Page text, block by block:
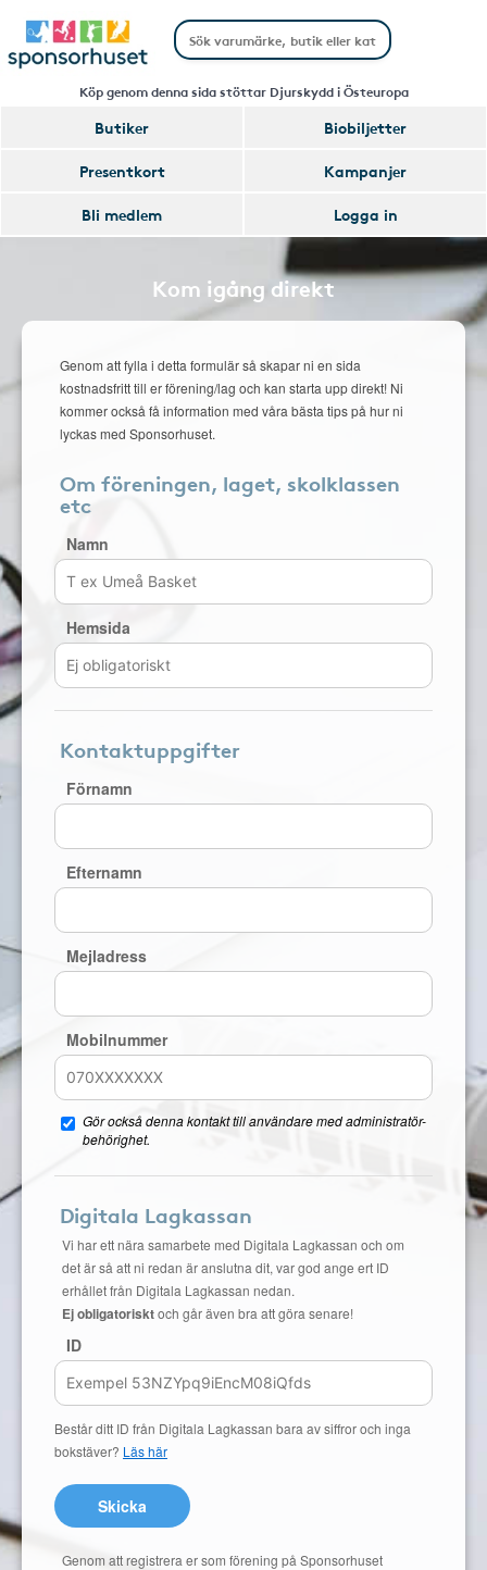
Köp genom denna sida stöttar Djurskydd i Östeuropa
Butiker
Biobiljetter
Presentkort
Kampanjer
Bli medlem
Logga in
Kom igång direkt
Genom att fylla i detta formulär så skapar ni en sida
kostnadsfritt till er förening/lag och kan starta upp direkt! Ni
kommer också få information med våra bästa tips på hur ni
lyckas med Sponsorhuset.
Om föreningen, laget, skolklassen
etc
Namn
Hemsida
Kontaktuppgifter
Förnamn
Efternamn
Mejladress
Mobilnummer
Gör också denna kontakt till användare med administratör-
behörighet.
Digitala Lagkassan
Vi har ett nära samarbete med Digitala Lagkassan och om
det är så att ni redan är anslutna dit, var god ange ert ID
erhållet från Digitala Lagkassan nedan.
Ej obligatorisktoch går även bra att göra senare!
ID
Består ditt ID från Digitala Lagkassan bara av siffror och inga
bokstäver? Läs här
Skicka
Genom att registrera er som förening på Sponsorhuset